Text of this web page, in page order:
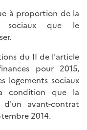
à proportion de la
sociaux que le
du II de l'article
pour 2015,
logements sociaux
condition que la
avant-contrat
2014.